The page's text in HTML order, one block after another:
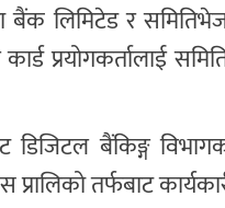
लिमिटेड र
कार्ड प्रयोगकर्तालाई
डिजिटल बैंकिङ्ग
तर्फबाट